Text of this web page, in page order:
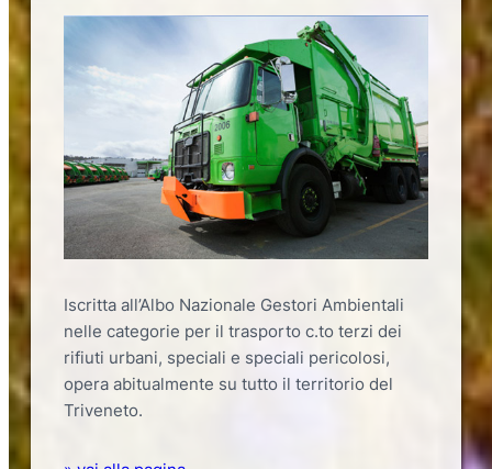
Iscritta all’Albo Nazionale Gestori Ambientali
nelle categorie per il trasporto c.to terzi dei
rifiuti urbani, speciali e speciali pericolosi,
opera abitualmente su tutto il territorio del
Triveneto.